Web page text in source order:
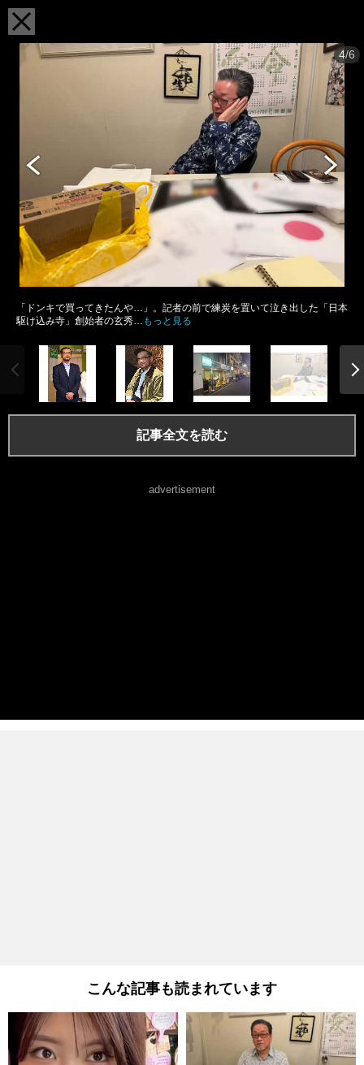
4/6
「ドンキで買ってきたんや…」。記者の前で練炭を置いて泣き出した「日本
駆け込み寺」創始者の玄秀…
もっと見る
記事全文を読む
advertisement
こんな記事も読まれています